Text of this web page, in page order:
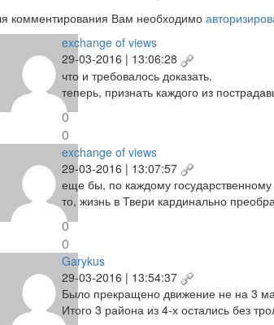
комментирования Вам необходимо
exchange of views
29-03-2016 | 13:06:28
что и требовалось доказать.
теперь, признать каждого из
0
0
exchange of views
29-03-2016 | 13:07:57
еще бы, по каждому
то, жизнь в Твери кардинально
0
0
Garykus
29-03-2016 | 13:54:37
Было прекращено движение не на 3
Итого 3 района из 4-х остались без